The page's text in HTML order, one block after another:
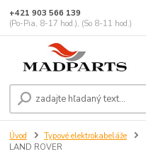
+421 903 566 139
(Po-Pia, 8-17 hod.), (So 8-11 hod.)
Úvod Typové elektrokabeláže
LAND ROVER